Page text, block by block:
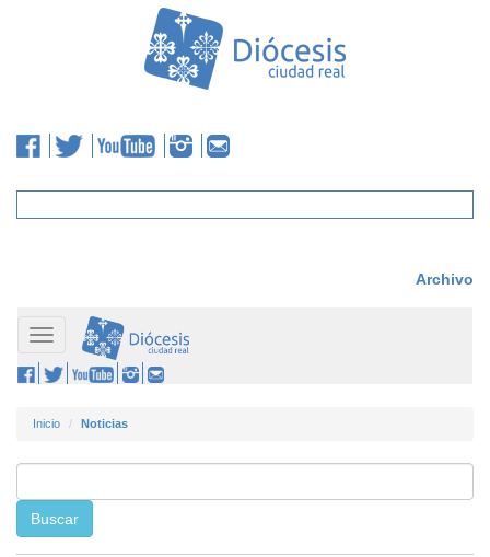
Archivo
Toggle
navigation
Inicio Noticias